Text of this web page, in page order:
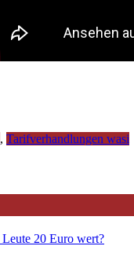
, Tarifverhandlungen wasi